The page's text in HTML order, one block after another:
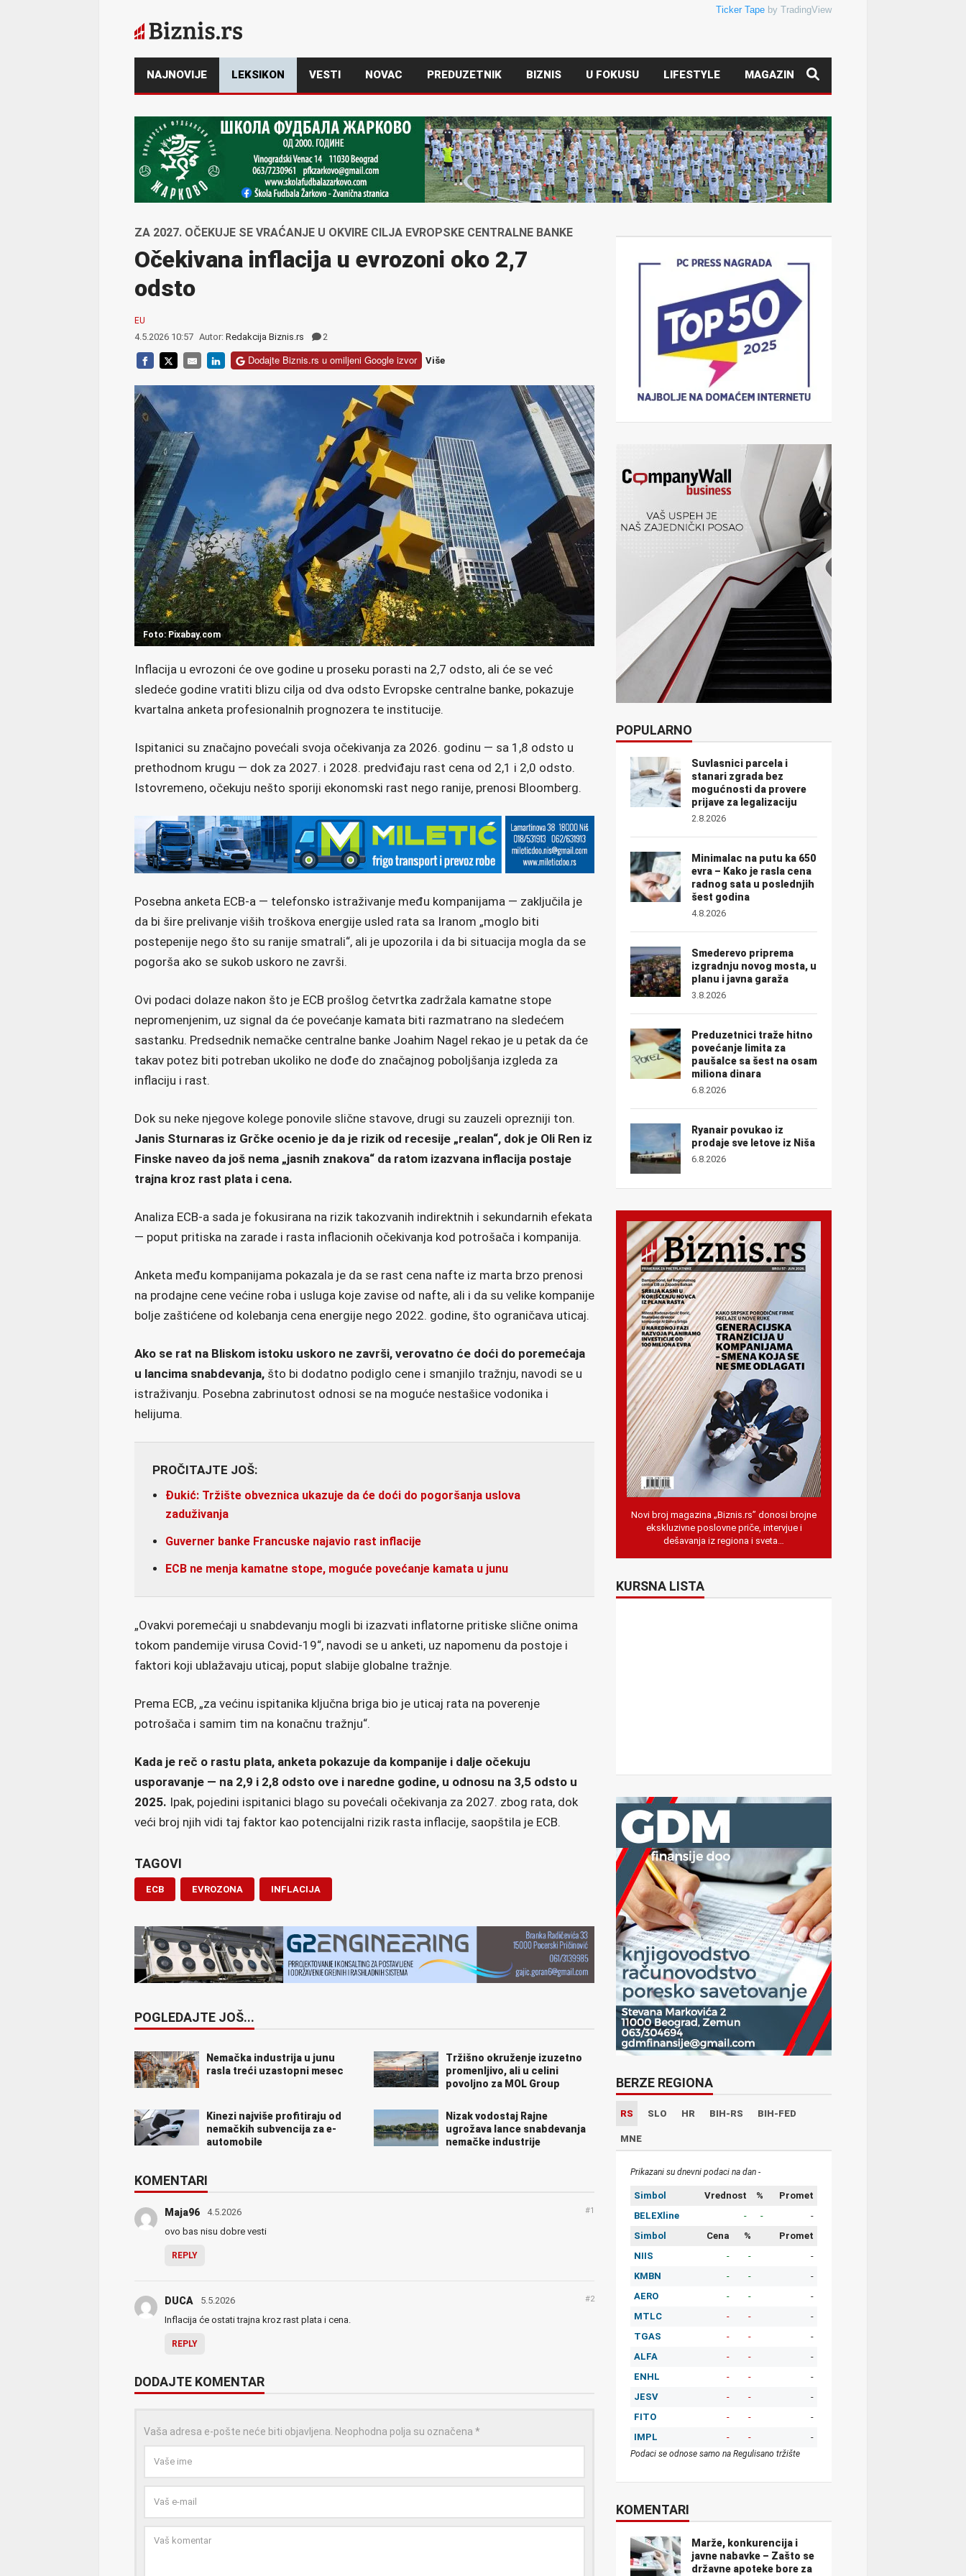
Ticker Tape by TradingView
NAJNOVIJE LEKSIKON VESTI NOVAC PREDUZETNIK BIZNIS U FOKUSU LIFESTYLE MAGAZIN
ZA 2027. OČEKUJE SE VRAĆANJE U OKVIRE CILJA EVROPSKE CENTRALNE BANKE
Očekivana inflacija u evrozoni oko 2,7
odsto
EU
4.5.2026 10:57 Autor: Redakcija Biznis.rs 2
Dodajte Biznis.rs u omiljeni Google izvor Više
Foto: Pixabay.com
Inflacija u evrozoni će ove godine u proseku porasti na 2,7 odsto, ali će se već
sledeće godine vratiti blizu cilja od dva odsto Evropske centralne banke, pokazuje
kvartalna anketa profesionalnih prognozera te institucije.
Ispitanici su značajno povećali svoja očekivanja za 2026. godinu — sa 1,8 odsto u
prethodnom krugu — dok za 2027. i 2028. predviđaju rast cena od 2,1 i 2,0 odsto.
Istovremeno, očekuju nešto sporiji ekonomski rast nego ranije, prenosi Bloomberg.
Posebna anketa ECB-a — telefonsko istraživanje među kompanijama — zaključila je
da bi šire prelivanje viših troškova energije usled rata sa Iranom „moglo biti
postepenije nego što su ranije smatrali“, ali je upozorila i da bi situacija mogla da se
pogorša ako se sukob uskoro ne završi.
Ovi podaci dolaze nakon što je ECB prošlog četvrtka zadržala kamatne stope
nepromenjenim, uz signal da će povećanje kamata biti razmatrano na sledećem
sastanku. Predsednik nemačke centralne banke Joahim Nagel rekao je u petak da će
takav potez biti potreban ukoliko ne dođe do značajnog poboljšanja izgleda za
inflaciju i rast.
Dok su neke njegove kolege ponovile slične stavove, drugi su zauzeli oprezniji ton.
Janis Sturnaras iz Grčke ocenio je da je rizik od recesije „realan“, dok je Oli Ren iz
Finske naveo da još nema „jasnih znakova“ da ratom izazvana inflacija postaje
trajna kroz rast plata i cena.
Analiza ECB-a sada je fokusirana na rizik takozvanih indirektnih i sekundarnih efekata
— poput pritiska na zarade i rasta inflacionih očekivanja kod potrošača i kompanija.
Anketa među kompanijama pokazala je da se rast cena nafte iz marta brzo prenosi
na prodajne cene većine roba i usluga koje zavise od nafte, ali i da su velike kompanije
bolje zaštićene od kolebanja cena energije nego 2022. godine, što ograničava uticaj.
Ako se rat na Bliskom istoku uskoro ne završi, verovatno će doći do poremećaja
u lancima snabdevanja, što bi dodatno podiglo cene i smanjilo tražnju, navodi se u
istraživanju. Posebna zabrinutost odnosi se na moguće nestašice vodonika i
helijuma.
PROČITAJTE JOŠ:
Đukić: Tržište obveznica ukazuje da će doći do pogoršanja uslova
zaduživanja
Guverner banke Francuske najavio rast inflacije
ECB ne menja kamatne stope, moguće povećanje kamata u junu
„Ovakvi poremećaji u snabdevanju mogli bi izazvati inflatorne pritiske slične onima
tokom pandemije virusa Covid-19“, navodi se u anketi, uz napomenu da postoje i
faktori koji ublažavaju uticaj, poput slabije globalne tražnje.
Prema ECB, „za većinu ispitanika ključna briga bio je uticaj rata na poverenje
potrošača i samim tim na konačnu tražnju“.
Kada je reč o rastu plata, anketa pokazuje da kompanije i dalje očekuju
usporavanje — na 2,9 i 2,8 odsto ove i naredne godine, u odnosu na 3,5 odsto u
2025. Ipak, pojedini ispitanici blago su povećali očekivanja za 2027. zbog rata, dok
veći broj njih vidi taj faktor kao potencijalni rizik rasta inflacije, saopštila je ECB.
TAGOVI
ECB EVROZONA INFLACIJA
POGLEDAJTE JOŠ...
Nemačka industrija u junu
rasla treći uzastopni mesec
Tržišno okruženje izuzetno
promenljivo, ali u celini
povoljno za MOL Group
Kinezi najviše profitiraju od
nemačkih subvencija za e-
automobile
Nizak vodostaj Rajne
ugrožava lance snabdevanja
nemačke industrije
KOMENTARI
Maja96 4.5.2026 #1
ovo bas nisu dobre vesti
REPLY
DUCA 5.5.2026 #2
Inflacija će ostati trajna kroz rast plata i cena.
REPLY
DODAJTE KOMENTAR
Vaša adresa e-pošte neće biti objavljena. Neophodna polja su označena *
POPULARNO
Suvlasnici parcela i
stanari zgrada bez
mogućnosti da provere
prijave za legalizaciju
2.8.2026
Minimalac na putu ka 650
evra – Kako je rasla cena
radnog sata u poslednjih
šest godina
4.8.2026
Smederevo priprema
izgradnju novog mosta, u
planu i javna garaža
3.8.2026
Preduzetnici traže hitno
povećanje limita za
paušalce sa šest na osam
miliona dinara
6.8.2026
Ryanair povukao iz
prodaje sve letove iz Niša
6.8.2026
Novi broj magazina „Biznis.rs” donosi brojne
ekskluzivne poslovne priče, intervjue i
dešavanja iz regiona i sveta…
KURSNA LISTA
BERZE REGIONA
RS SLO HR BIH-RS BIH-FED
MNE
Prikazani su dnevni podaci na dan -
Simbol Vrednost %
Promet
BELEXline
- -
-
Simbol
Cena %
Promet
NIIS
- -
-
KMBN
- -
-
AERO
- -
-
MTLC
- -
-
TGAS
- -
-
ALFA
- -
-
ENHL
- -
-
JESV
- -
-
FITO
- -
-
IMPL
- - -
Podaci se odnose samo na Regulisano tržište
KOMENTARI
Marže, konkurencija i
javne nabavke – Zašto se
državne apoteke bore za